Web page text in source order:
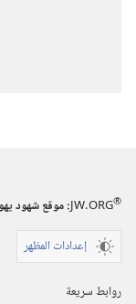
JW.ORG®
:‏ موقع شهود
إعدادات المظهر
روابط سريعة